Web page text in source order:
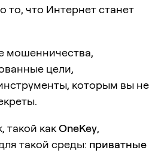
то, что Интернет станет
мошенничества,
цели,
которым вы не
такой какOneKey,
такой среды: приватные